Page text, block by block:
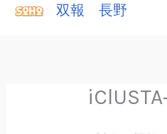
双報 長野